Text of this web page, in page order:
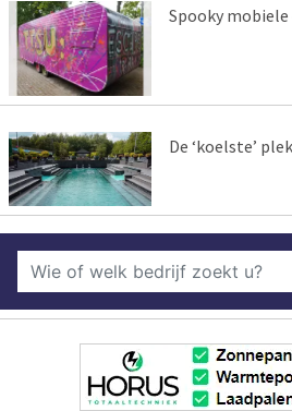
Spooky mobiele
De ‘koelste’